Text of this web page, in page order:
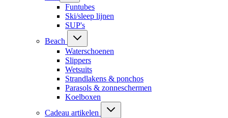
Funtubes
Ski/sleep lijnen
SUP's
Beach
Waterschoenen
Slippers
Wetsuits
Strandlakens & ponchos
Parasols & zonneschermen
Koelboxen
Cadeau artikelen